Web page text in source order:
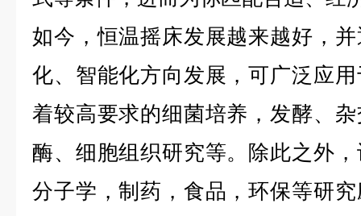
如今，恒温摇床发展越来越好，
化、智能化方向发展，可广泛应
着较高要求的细菌培养，发酵、
酶、细胞组织研究等。除此之外
分子学，制药，食品，环保等研